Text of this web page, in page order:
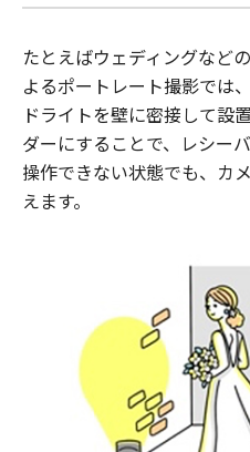
たとえばウェディングなど
よるポートレート撮影では
ドライトを壁に密接して設
ダーにすることで、レシー
操作できない状態でも、カ
えます。